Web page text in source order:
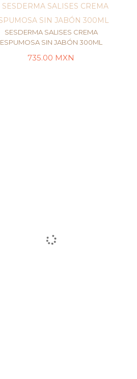
SESDERMA SALISES CREMA
ESPUMOSA SIN JABÓN 300ML
735.00 MXN